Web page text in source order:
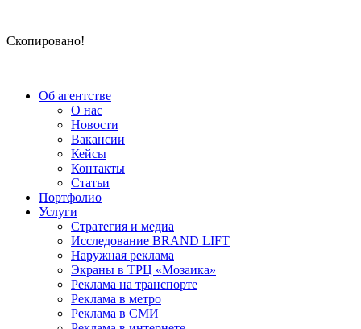
Скопировано!
Об агентстве
О нас
Новости
Вакансии
Кейсы
Контакты
Статьи
Портфолио
Услуги
Стратегия и медиа
Исследование BRAND LIFT
Наружная реклама
Экраны в ТРЦ «Мозаика»
Реклама на транспорте
Реклама в метро
Реклама в СМИ